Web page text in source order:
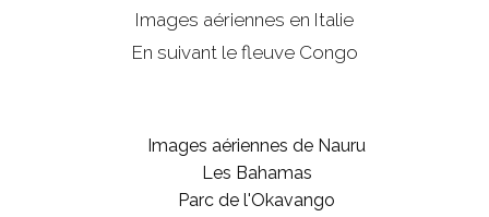
Images aériennes en Italie
En suivant le fleuve Congo
Images aériennes de Nauru
Les Bahamas
Parc de l'Okavango